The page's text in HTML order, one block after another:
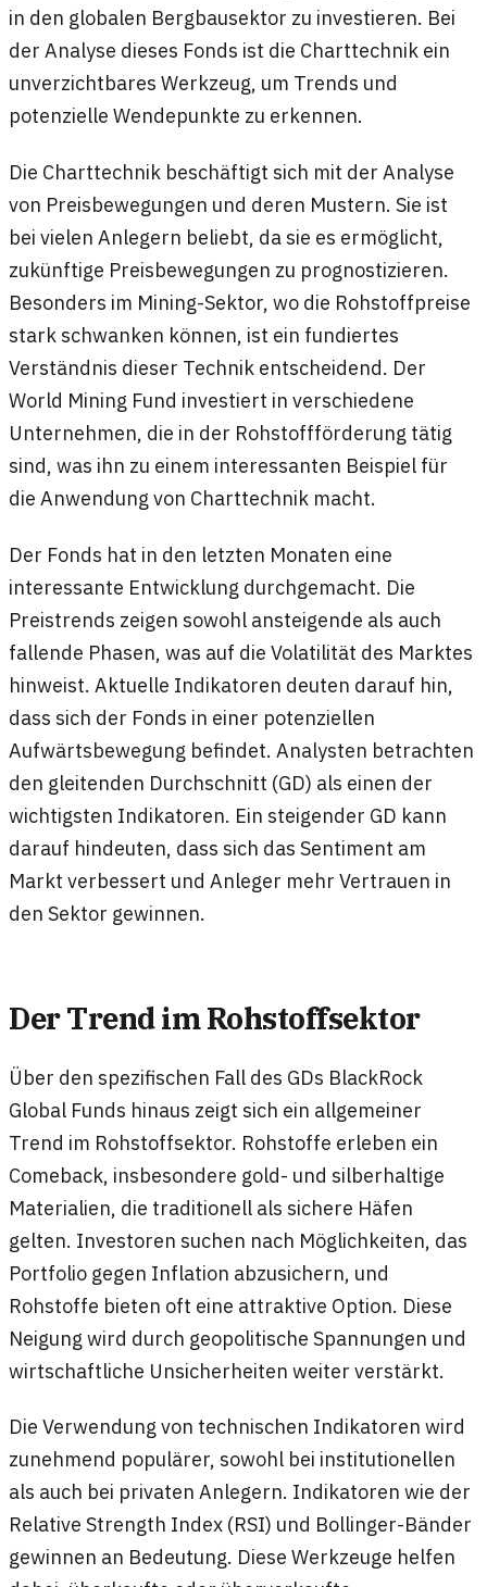
in den globalen Bergbausektor zu investieren. Bei
der Analyse dieses Fonds ist die Charttechnik ein
unverzichtbares Werkzeug, um Trends und
potenzielle Wendepunkte zu erkennen.
Die Charttechnik beschäftigt sich mit der Analyse
von Preisbewegungen und deren Mustern. Sie ist
bei vielen Anlegern beliebt, da sie es ermöglicht,
zukünftige Preisbewegungen zu prognostizieren.
Besonders im Mining-Sektor, wo die Rohstoffpreise
stark schwanken können, ist ein fundiertes
Verständnis dieser Technik entscheidend. Der
World Mining Fund investiert in verschiedene
Unternehmen, die in der Rohstoffförderung tätig
sind, was ihn zu einem interessanten Beispiel für
die Anwendung von Charttechnik macht.
Der Fonds hat in den letzten Monaten eine
interessante Entwicklung durchgemacht. Die
Preistrends zeigen sowohl ansteigende als auch
fallende Phasen, was auf die Volatilität des Marktes
hinweist. Aktuelle Indikatoren deuten darauf hin,
dass sich der Fonds in einer potenziellen
Aufwärtsbewegung befindet. Analysten betrachten
den gleitenden Durchschnitt (GD) als einen der
wichtigsten Indikatoren. Ein steigender GD kann
darauf hindeuten, dass sich das Sentiment am
Markt verbessert und Anleger mehr Vertrauen in
den Sektor gewinnen.
Der Trend im Rohstoffsektor
Über den spezifischen Fall des GDs BlackRock
Global Funds hinaus zeigt sich ein allgemeiner
Trend im Rohstoffsektor. Rohstoffe erleben ein
Comeback, insbesondere gold- und silberhaltige
Materialien, die traditionell als sichere Häfen
gelten. Investoren suchen nach Möglichkeiten, das
Portfolio gegen Inflation abzusichern, und
Rohstoffe bieten oft eine attraktive Option. Diese
Neigung wird durch geopolitische Spannungen und
wirtschaftliche Unsicherheiten weiter verstärkt.
Die Verwendung von technischen Indikatoren wird
zunehmend populärer, sowohl bei institutionellen
als auch bei privaten Anlegern. Indikatoren wie der
Relative Strength Index (RSI) und Bollinger-Bänder
gewinnen an Bedeutung. Diese Werkzeuge helfen